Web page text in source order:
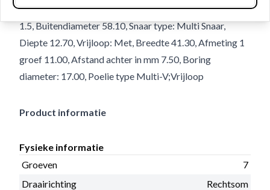
Groeven 7, Draairichting Rechtsom, Schroefdraad M14-
1.5, Buitendiameter 58.10, Snaar type: Multi Snaar,
Diepte 12.70, Vrijloop: Met, Breedte 41.30, Afmeting 1
groef 11.00, Afstand achter in mm 7.50, Boring
diameter: 17.00, Poelie type Multi-V;Vrijloop
Product informatie
Fysieke informatie
Groeven
7
Draairichting
Rechtsom